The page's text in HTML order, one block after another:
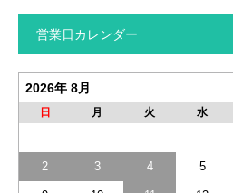
営業日カレンダー
2026年 8月
日 月 火 水
2 3 4 5